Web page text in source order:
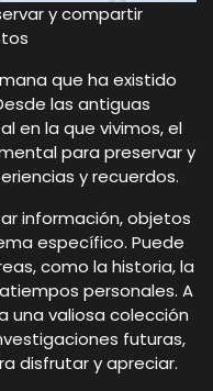
y compartir
que ha existido
las antiguas
en la que vivimos, el
para preservar y
y recuerdos.
información, objetos
específico. Puede
como la historia, la
personales. A
una valiosa colección
futuras,
disfrutar y apreciar.